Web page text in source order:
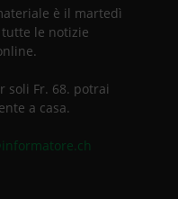
è il martedì
le notizie
soli Fr. 68. potrai
a casa.